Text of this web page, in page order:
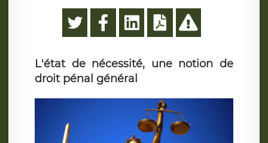
L'état de nécessité, une notion de
droit pénal général